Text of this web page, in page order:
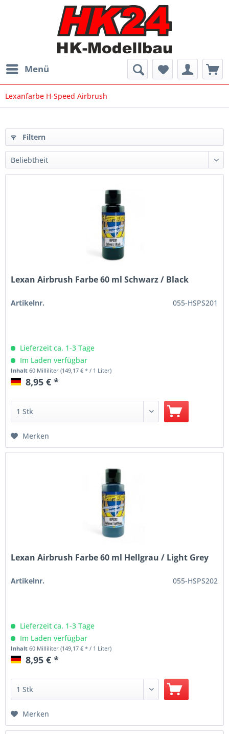
Menü
Lexanfarbe H-Speed Airbrush
Filtern
Lexan Airbrush Farbe 60 ml Schwarz / Black
Artikelnr. 055-HSPS201
Lieferzeit ca. 1-3 Tage
Im Laden verfügbar
Inhalt60 Milliliter(149,17 € * / 1 Liter)
8,95 € *
Merken
Lexan Airbrush Farbe 60 ml Hellgrau / Light Grey
Artikelnr. 055-HSPS202
Lieferzeit ca. 1-3 Tage
Im Laden verfügbar
Inhalt60 Milliliter(149,17 € * / 1 Liter)
8,95 € *
Merken